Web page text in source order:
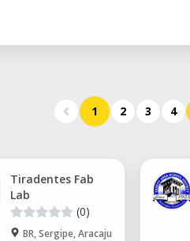
1 2 3 4
Tiradentes Fab
Lab
(0)
BR, Sergipe, Aracaju